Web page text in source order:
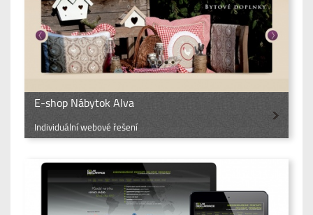
E-shop Nábytok Alva
Individuální webové řešení